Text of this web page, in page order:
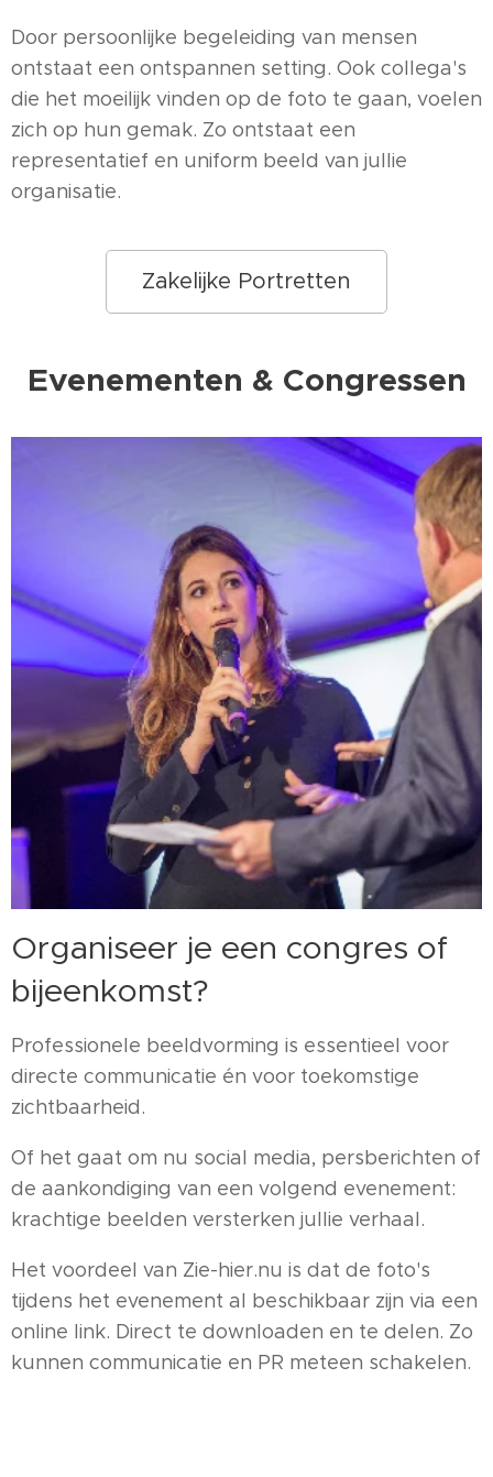
Door persoonlijke begeleiding van mensen
ontstaat een ontspannen setting. Ook collega's
die het moeilijk vinden op de foto te gaan, voelen
zich op hun gemak. Zo ontstaat een
representatief en uniform beeld van jullie
organisatie.
Zakelijke Portretten
Evenementen & Congressen
Organiseer je een congres of
bijeenkomst?
Professionele beeldvorming is essentieel voor
directe communicatie én voor toekomstige
zichtbaarheid.
Of het gaat om nu social media, persberichten of
de aankondiging van een volgend evenement:
krachtige beelden versterken jullie verhaal.
Het voordeel van Zie-hier.nu is dat de foto's
tijdens het evenement al beschikbaar zijn via een
online link. Direct te downloaden en te delen. Zo
kunnen communicatie en PR meteen schakelen.